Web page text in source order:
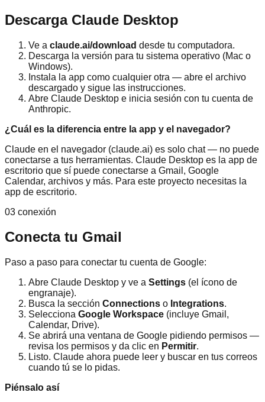
Descarga Claude Desktop
Ve a claude.ai/download desde tu computadora.
Descarga la versión para tu sistema operativo (Mac o
Windows).
Instala la app como cualquier otra — abre el archivo
descargado y sigue las instrucciones.
Abre Claude Desktop e inicia sesión con tu cuenta de
Anthropic.
¿Cuál es la diferencia entre la app y el navegador?
Claude en el navegador (claude.ai) es solo chat — no puede
conectarse a tus herramientas. Claude Desktop es la app de
escritorio que sí puede conectarse a Gmail, Google
Calendar, archivos y más. Para este proyecto necesitas la
app de escritorio.
03 conexión
Conecta tu Gmail
Paso a paso para conectar tu cuenta de Google:
Abre Claude Desktop y ve a Settings (el ícono de
engranaje).
Busca la sección Connections o Integrations.
Selecciona Google Workspace (incluye Gmail,
Calendar, Drive).
Se abrirá una ventana de Google pidiendo permisos —
revisa los permisos y da clic en Permitir.
Listo. Claude ahora puede leer y buscar en tus correos
cuando tú se lo pidas.
Piénsalo así